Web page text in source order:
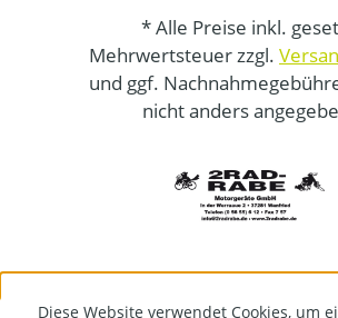
* Alle Preise inkl.
Mehrwertsteuer zzgl.
und ggf.
nicht anders
Diese Website verwendet Cookies, um